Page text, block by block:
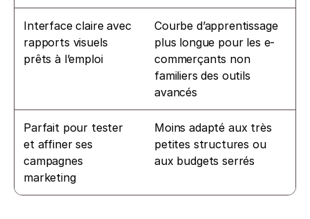
Interface claire avec
rapports visuels
prêts à l’emploi
Courbe d’apprentissage
plus longue pour les e-
commerçants non
familiers des outils
avancés
Parfait pour tester
et affiner ses
campagnes
marketing
Moins adapté aux très
petites structures ou
aux budgets serrés